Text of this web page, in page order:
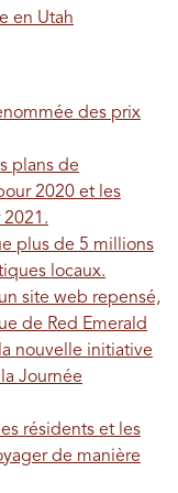
en Utah
des prix
plans de
2020 et les
plus de 5 millions
locaux.
site web repensé,
de Red Emerald
nouvelle initiative
Journée
résidents et les
de manière